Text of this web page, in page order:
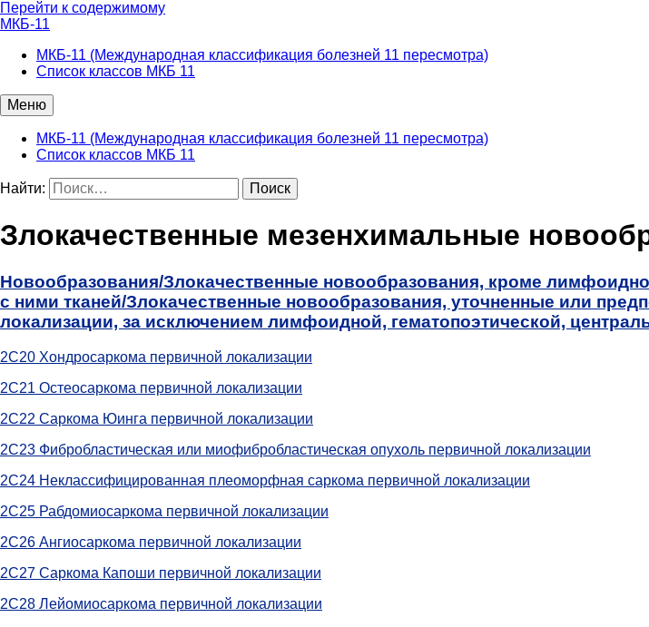
Перейти к содержимому
МКБ-11
МКБ-11 (Международная классификация болезней 11 пересмотра)
Список классов МКБ 11
Меню
МКБ-11 (Международная классификация болезней 11 пересмотра)
Список классов МКБ 11
Найти:
Злокачественные мезенхимальные
Новообразования/Злокачественные новообразования, кроме
с ними тканей/Злокачественные новообразования, уточненные или
локализации, за исключением лимфоидной, гематопоэтической,
2C20 Хондросаркома первичной локализации
2C21 Остеосаркома первичной локализации
2C22 Саркома Юинга первичной локализации
2C23 Фибробластическая или миофибробластическая опухоль первичной локализации
2C24 Неклассифицированная плеоморфная саркома первичной локализации
2C25 Рабдомиосаркома первичной локализации
2C26 Ангиосаркома первичной локализации
2C27 Саркома Капоши первичной локализации
2C28 Лейомиосаркома первичной локализации